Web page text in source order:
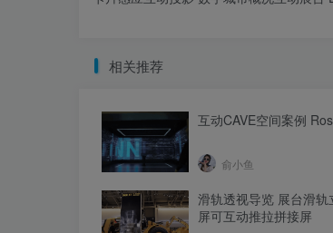
相关推荐
互动CAVE空间案例
俞小鱼
滑轨透视导览 展台滑
屏可互动推拉拼接屏